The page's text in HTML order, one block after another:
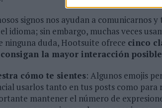
signos nos ayudan a comunicarnos
idioma; sin embargo, muchas veces
ninguna duda, Hootsuite ofrece cinco
la mayor interacción
cómo te sientes: Algunos emojis
usarlos tanto en tus posts como
mantener el número de